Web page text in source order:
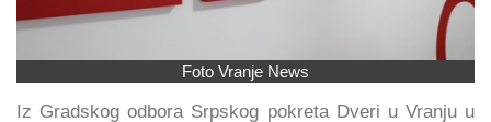
Foto Vranje News
Iz Gradskog odbora Srpskog pokreta Dveri u Vranju u